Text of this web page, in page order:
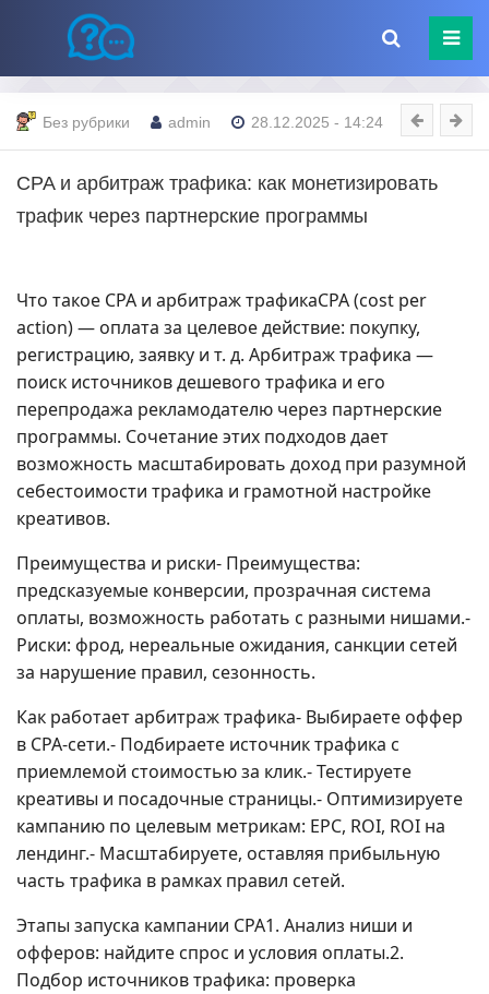
Без рубрики admin 28.12.2025 - 14:24
CPA и арбитраж трафика: как монетизировать
трафик через партнерские программы
Что такое CPA и арбитраж трафикаCPA (cost per
action) — оплата за целевое действие: покупку,
регистрацию, заявку и т. д. Арбитраж трафика —
поиск источников дешевого трафика и его
перепродажа рекламодателю через партнерские
программы. Сочетание этих подходов дает
возможность масштабировать доход при разумной
себестоимости трафика и грамотной настройке
креативов.
Преимущества и риски- Преимущества:
предсказуемые конверсии, прозрачная система
оплаты, возможность работать с разными нишами.-
Риски: фрод, нереальные ожидания, санкции сетей
за нарушение правил, сезонность.
Как работает арбитраж трафика- Выбираете оффер
в CPA-сети.- Подбираете источник трафика с
приемлемой стоимостью за клик.- Тестируете
креативы и посадочные страницы.- Оптимизируете
кампанию по целевым метрикам: EPC, ROI, ROI на
лендинг.- Масштабируете, оставляя прибыльную
часть трафика в рамках правил сетей.
Этапы запуска кампании CPA1. Анализ ниши и
офферов: найдите спрос и условия оплаты.2.
Подбор источников трафика: проверка